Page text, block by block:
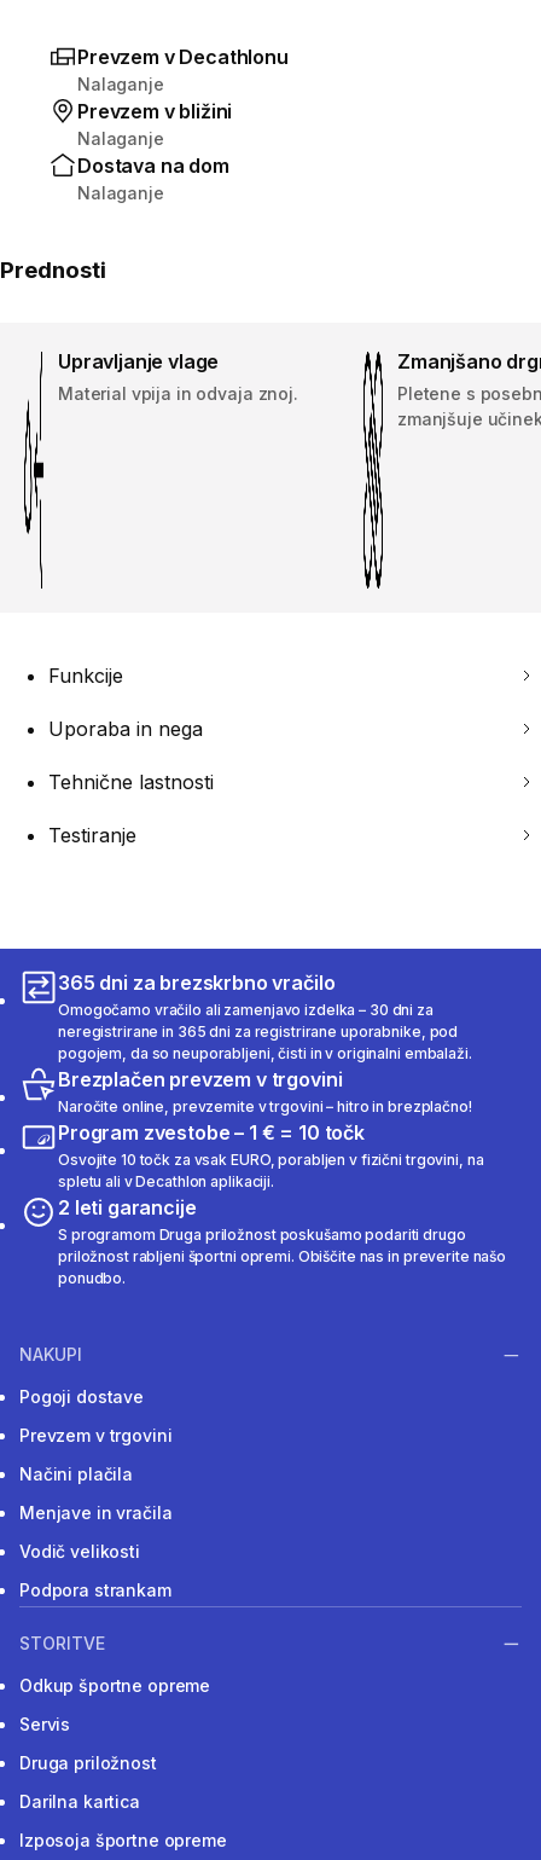
Prevzem v Decathlonu
Nalaganje
Prevzem v bližini
Nalaganje
Dostava na dom
Nalaganje
Prednosti
Upravljanje vlage
Material vpija in odvaja znoj.
Zmanjšano
Pletene s
zmanjšuje
Funkcije
Uporaba in nega
Tehnične lastnosti
Testiranje
365 dni za brezskrbno vračilo
Omogočamo vračilo ali zamenjavo izdelka – 30 dni za
neregistrirane in 365 dni za registrirane uporabnike, pod
pogojem, da so neuporabljeni, čisti in v originalni embalaži.
Brezplačen prevzem v trgovini
Naročite online, prevzemite v trgovini – hitro in brezplačno!
Program zvestobe – 1 € = 10 točk
Osvojite 10 točk za vsak EURO, porabljen v fizični trgovini, na
spletu ali v Decathlon aplikaciji.
2 leti garancije
S programom Druga priložnost poskušamo podariti drugo
priložnost rabljeni športni opremi. Obiščite nas in preverite našo
ponudbo.
NAKUPI
Pogoji dostave
Prevzem v trgovini
Načini plačila
Menjave in vračila
Vodič velikosti
Podpora strankam
STORITVE
Odkup športne opreme
Servis
Druga priložnost
Darilna kartica
Izposoja športne opreme